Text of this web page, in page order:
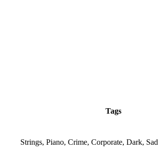
Tags
Strings, Piano, Crime, Corporate, Dark, Sad